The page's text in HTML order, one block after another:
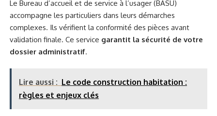
Le Bureau d’accueil et de service à l’usager (BASU)
accompagne les particuliers dans leurs démarches
complexes. Ils vérifient la conformité des pièces avant
validation finale. Ce service garantit la sécurité de votre
dossier administratif.
Lire aussi : Le code construction habitation :
règles et enjeux clés